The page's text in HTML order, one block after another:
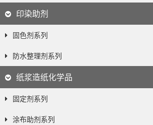
印染助剂
固色剂系列
防水整理剂系列
纸浆造纸化学品
固定剂系列
涂布助剂系列